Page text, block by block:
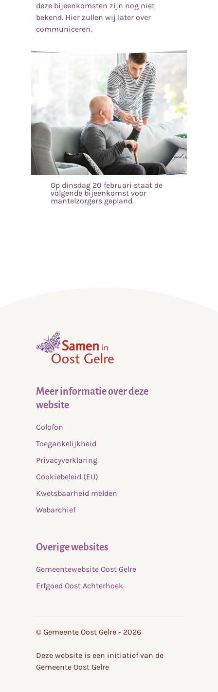
deze bijeenkomsten zijn nog niet
bekend. Hier zullen wij later over
communiceren.
Op dinsdag 20 februari staat de
volgende bijeenkomst voor
mantelzorgers gepland.
Meer informatie over deze
website
Colofon
Toegankelijkheid
Privacyverklaring
Cookiebeleid (EU)
Kwetsbaarheid melden
Webarchief
Overige websites
Gemeentewebsite Oost Gelre
Erfgoed Oost Achterhoek
© Gemeente Oost Gelre - 2026
Deze website is een initiatief van de
Gemeente Oost Gelre